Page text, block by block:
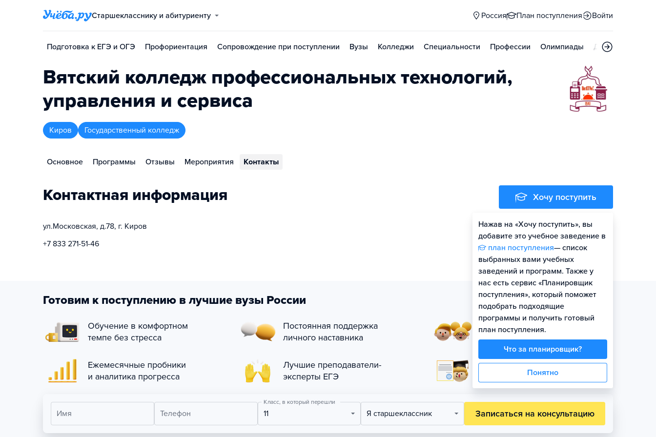
Старшекласснику и абитуриенту Россия План поступления Войти
Подготовка к ЕГЭ и ОГЭ Профориентация Сопровождение при поступлении Вузы Колледжи Специальности Профессии Олимпиады Дни открытых
Вятский колледж профессиональных технологий,
управления и сервиса
Киров Государственный колледж
Основное Программы Отзывы Мероприятия Контакты
Контактная информация
ул.Московская, д.78, г. Киров
+7 833 271-51-46
Хочу поступить
Нажав на «Хочу поступить», вы
добавите это учебное заведение в
план поступления— список
выбранных вами учебных
заведений и программ. Также у
нас есть сервис «Планировщик
поступления», который поможет
подобрать подходящие
программы и получить готовый
план поступления.
Что за планировщик?
Понятно
Готовим к поступлению в лучшие вузы России
Обучение в комфортном
темпе без стресса
Постоянная поддержка
личного наставника
Занятия в небольших
группах по уровню
Ежемесячные пробники
и аналитика прогресса
Лучшие преподаватели-
эксперты ЕГЭ
Официальная гарантия
поступления на бюджет
Имя Телефон
Класс, в который перешли
11 Я старшеклассник Записаться на консультацию